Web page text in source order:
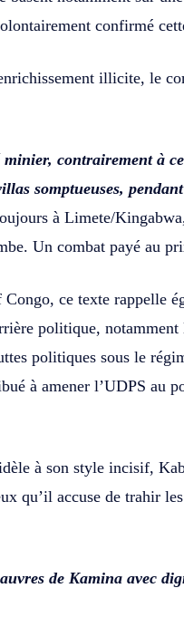
confirmé
illicite, le
minier, contrairement à
somptueuses,
à Limete/
Un combat payé au
ce texte rappelle
politique,
politiques sous le
à amener l’UDPS au
à son style incisif,
qu’il accuse de trahir
de Kamina avec